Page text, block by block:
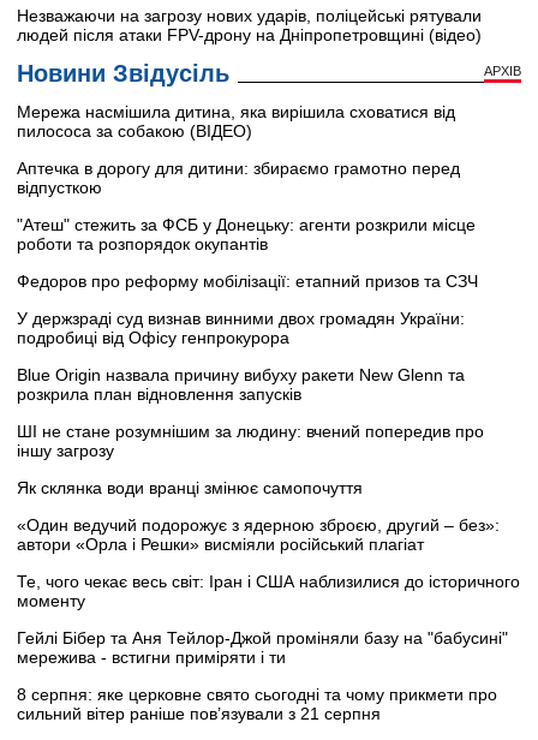
Незважаючи на загрозу нових ударів, поліцейські рятували
людей після атаки FPV-дрону на Дніпропетровщині (відео)
Новини Звідусіль АРХІВ
Мережа насмішила дитина, яка вирішила сховатися від
пилососа за собакою (ВІДЕО)
Аптечка в дорогу для дитини: збираємо грамотно перед
відпусткою
"Атеш" стежить за ФСБ у Донецьку: агенти розкрили місце
роботи та розпорядок окупантів
Федоров про реформу мобілізації: етапний призов та СЗЧ
У держзраді суд визнав винними двох громадян України:
подробиці від Офісу генпрокурора
Blue Origin назвала причину вибуху ракети New Glenn та
розкрила план відновлення запусків
ШІ не стане розумнішим за людину: вчений попередив про
іншу загрозу
Як склянка води вранці змінює самопочуття
«Один ведучий подорожує з ядерною зброєю, другий – без»:
автори «Орла і Решки» висміяли російський плагіат
Те, чого чекає весь світ: Іран і США наблизилися до історичного
моменту
Гейлі Бібер та Аня Тейлор-Джой проміняли базу на "бабусині"
мережива - встигни приміряти і ти
8 серпня: яке церковне свято сьогодні та чому прикмети про
сильний вітер раніше пов’язували з 21 серпня